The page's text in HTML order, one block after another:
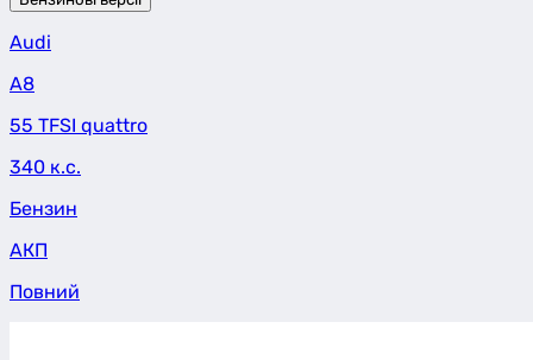
Audi
A8
55 TFSI quattro
340 к.с.
Бензин
АКП
Повний